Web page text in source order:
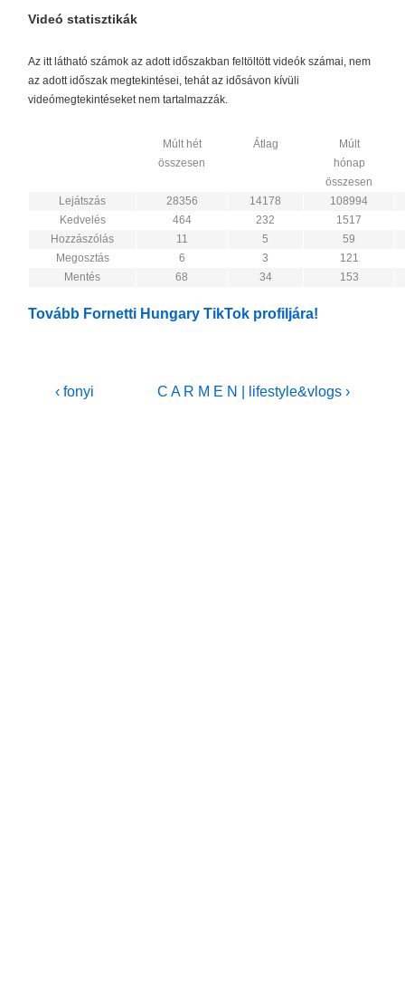
Videó statisztikák
Az itt látható számok az adott időszakban feltöltött videók számai, nem
az adott időszak megtekintései, tehát az idősávon kívüli
videómegtekintéseket nem tartalmazzák.
Múlt hét
összesen
Átlag
Múlt
hónap
összesen
Lejátszás
28356 14178
108994
Kedvelés
464 232
1517
Hozzászólás
11 5
59
Megosztás
6 3
121
Mentés
68 34 153
Tovább Fornetti Hungary TikTok profiljára!
Bejegyzés
Previous
‹ fonyi
Next
C A R M E N | lifestyle&vlogs ›